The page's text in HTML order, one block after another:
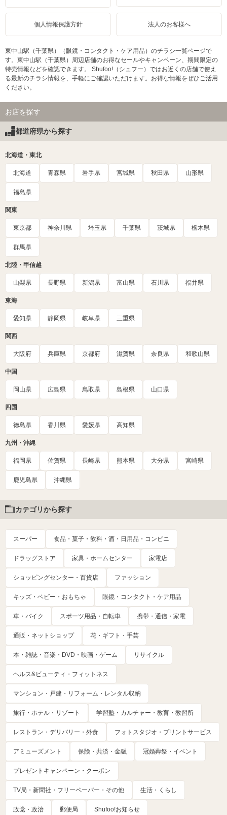
個人情報保護方針 法人のお客様へ
東中山駅（千葉県）（眼鏡・コンタクト・ケア用品）のチラシ一覧ページで
す。東中山駅（千葉県）周辺店舗のお得なセールやキャンペーン、期間限定の
特売情報などを確認できます。 Shufoo!（シュフー）ではお近くの店舗で使え
る最新のチラシ情報を、手軽にご確認いただけます。お得な情報をぜひご活用
ください。
お店を探す
都道府県から探す
北海道・東北
北海道 青森県 岩手県 宮城県 秋田県 山形県
福島県
関東
東京都 神奈川県 埼玉県 千葉県 茨城県 栃木県
群馬県
北陸・甲信越
山梨県 長野県 新潟県 富山県 石川県 福井県
東海
愛知県 静岡県 岐阜県 三重県
関西
大阪府 兵庫県 京都府 滋賀県 奈良県 和歌山県
中国
岡山県 広島県 鳥取県 島根県 山口県
四国
徳島県 香川県 愛媛県 高知県
九州・沖縄
福岡県 佐賀県 長崎県 熊本県 大分県 宮崎県
鹿児島県 沖縄県
カテゴリから探す
スーパー 食品・菓子・飲料・酒・日用品・コンビニ
ドラッグストア 家具・ホームセンター 家電店
ショッピングセンター・百貨店 ファッション
キッズ・ベビー・おもちゃ 眼鏡・コンタクト・ケア用品
車・バイク スポーツ用品・自転車 携帯・通信・家電
通販・ネットショップ 花・ギフト・手芸
本・雑誌・音楽・DVD・映画・ゲーム リサイクル
ヘルス&ビューティ・フィットネス
マンション・戸建・リフォーム・レンタル収納
旅行・ホテル・リゾート 学習塾・カルチャー・教育・教習所
レストラン・デリバリー・外食 フォトスタジオ・プリントサービス
アミューズメント 保険・共済・金融 冠婚葬祭・イベント
プレゼントキャンペーン・クーポン
TV局・新聞社・フリーペーパー・その他 生活・くらし
政党・政治 郵便局 Shufoo!お知らせ